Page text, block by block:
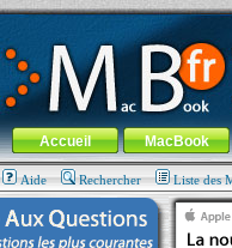
: 100% Apple... 100% nomade !
-Aller au menu
Menu général
Accueil MacBook
Aide Rechercher Liste des